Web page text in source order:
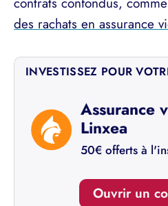
des rachats en assurance
INVESTISSEZ POUR
Assurance
Linxea
50€ offerts à
Ouvrir un